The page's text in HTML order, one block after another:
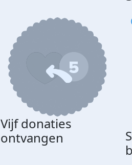
Vijf donaties
ontvangen